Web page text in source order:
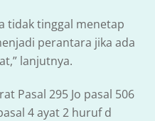
tidak tinggal menetap
perantara jika ada
lanjutnya.
Pasal 295 Jo pasal 506
4 ayat 2 huruf d